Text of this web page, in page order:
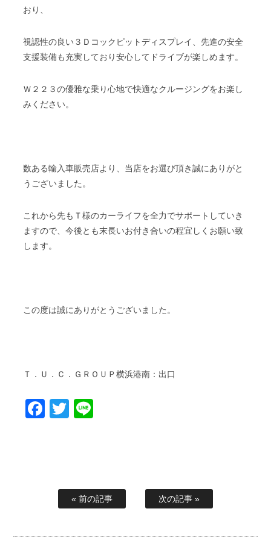
おり、
視認性の良い３Ｄコックピットディスプレイ、先進の安全
支援装備も充実しており安心してドライブが楽しめます。
Ｗ２２３の優雅な乗り心地で快適なクルージングをお楽し
みください。
数ある輸入車販売店より、当店をお選び頂き誠にありがと
うございました。
これから先もＴ様のカーライフを全力でサポートしていき
ますので、今後とも末長いお付き合いの程宜しくお願い致
します。
この度は誠にありがとうございました。
Ｔ．Ｕ．Ｃ．ＧＲＯＵＰ横浜港南：出口
Facebook
Twitter
« 前の記事 次の記事 »